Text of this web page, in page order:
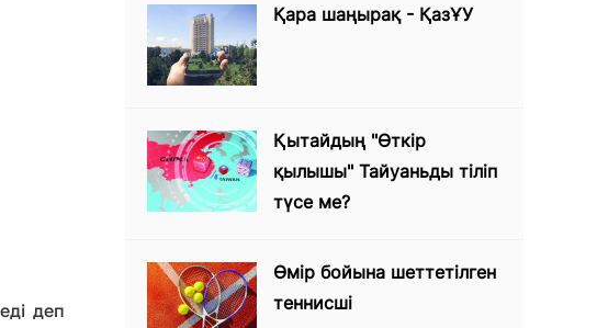
деп
Қара шаңырақ - ҚазҰУ
Қытайдың "Өткір
қылышы" Тайуаньды тіліп
түсе ме?
Өмір бойына шеттетілген
теннисші